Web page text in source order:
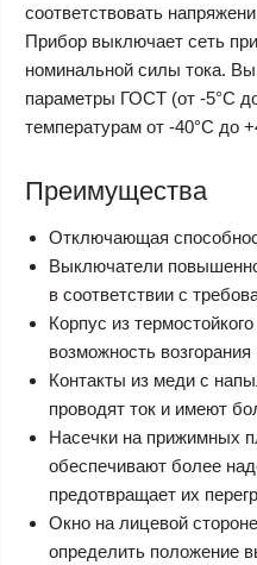
соответствовать
Прибор выключает сеть
номинальной силы тока.
параметры ГОСТ (от -5°С
температурам от -40°С до
Преимущества
Отключающая
Выключатели
в соответствии с
Корпус из
возможность возгорания
Контакты из меди с
проводят ток и имеют
Насечки на прижимных
обеспечивают более
предотвращает их
Окно на лицевой
определить положение